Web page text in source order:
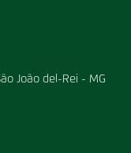
João del-Rei - MG